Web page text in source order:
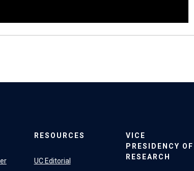
RESOURCES
UC Editorial
VICE
PRESIDENCY OF
RESEARCH